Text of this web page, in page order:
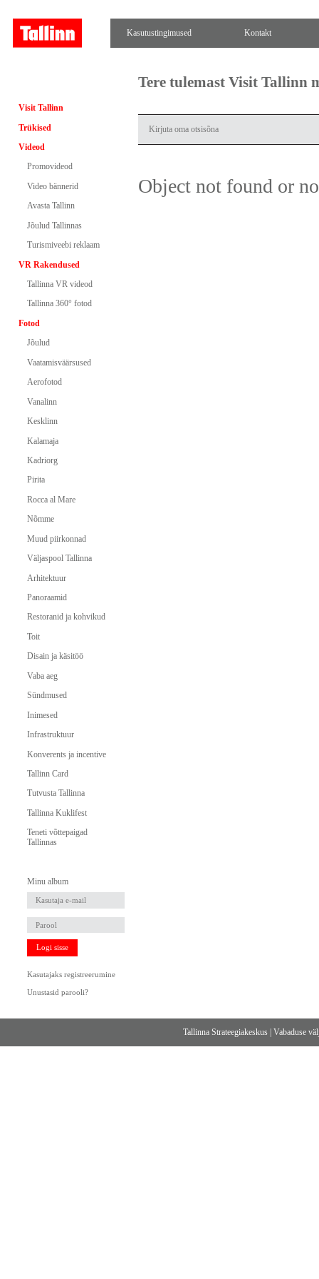
Kasutustingimused Kontakt
Visit Tallinn
Trükised
Videod
Promovideod
Video bännerid
Avasta Tallinn
Jõulud Tallinnas
Turismiveebi reklaam
VR Rakendused
Tallinna VR videod
Tallinna 360° fotod
Fotod
Jõulud
Vaatamisväärsused
Aerofotod
Vanalinn
Kesklinn
Kalamaja
Kadriorg
Pirita
Rocca al Mare
Nõmme
Muud piirkonnad
Väljaspool Tallinna
Arhitektuur
Panoraamid
Restoranid ja kohvikud
Toit
Disain ja käsitöö
Vaba aeg
Sündmused
Inimesed
Infrastruktuur
Konverents ja incentive
Tallinn Card
Tutvusta Tallinna
Tallinna Kuklifest
Teneti võttepaigad
Tallinnas
Minu album
Logi sisse
Kasutajaks registreerumine
Unustasid parooli?
Tere tulemast Visit Tallinn
Object not found or
Tallinna Strateegiakeskus |Vabaduse